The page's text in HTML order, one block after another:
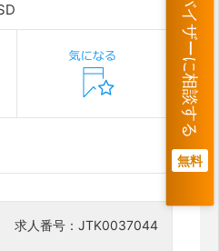
求人番号：JTK0037044
無料